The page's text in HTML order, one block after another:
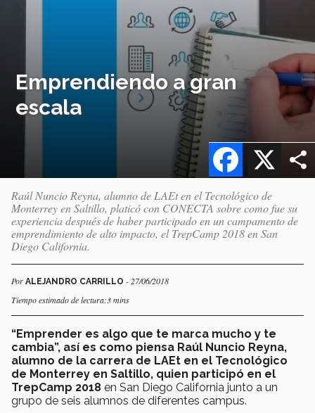
Emprendiendo a gran
escala
X
Facebook
Raúl Nuncio Reyna, alumno de LAEt en el Tecnológico de
Monterrey en Saltillo, platicó con CONECTA sobre como fue su
experiencia después de haber participado en un campamento de
emprendimiento de alto impacto, el TrepCamp 2018 en San
Diego California.
Por ALEJANDRO CARRILLO - 27/06/2018
Tiempo estimado de lectura:3 mins
“Emprender es algo que te marca mucho y te
cambia”, así es como piensa Raúl Nuncio Reyna,
alumno de la carrera de LAEt en el Tecnológico
de Monterrey en Saltillo, quien participó en el
TrepCamp 2018 en San Diego California junto a un
grupo de seis alumnos de diferentes campus.